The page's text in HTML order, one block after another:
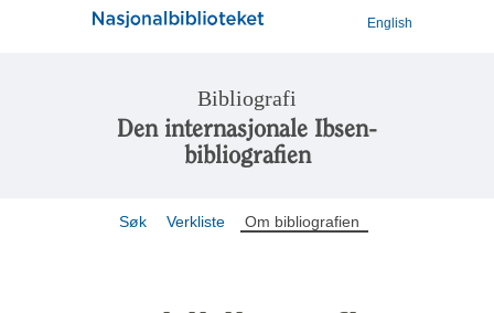
English
Bibliografi
Den internasjonale Ibsen-
bibliografien
Søk Verkliste Om bibliografien